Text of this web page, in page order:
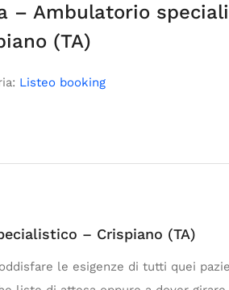
– Ambulatorio
(TA)
Listeo booking
– Crispiano (TA)
le esigenze di tutti quei